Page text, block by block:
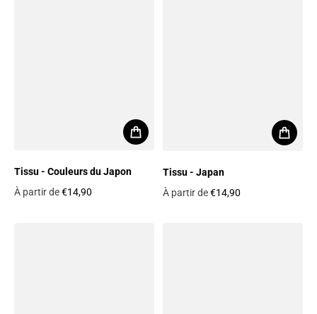
Tissu - Couleurs du Japon
À partir de€14,90
Tissu - Japan
À partir de€14,90